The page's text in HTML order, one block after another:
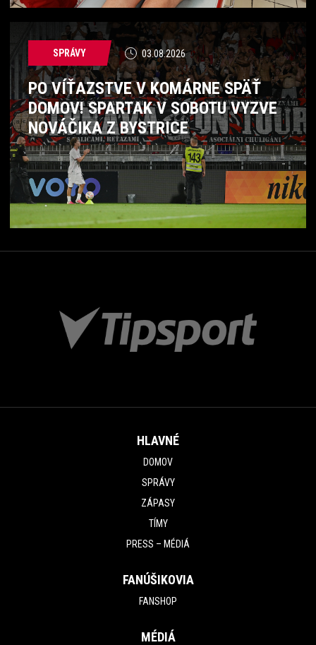
SPRÁVY 03.08.2026
PO VÍŤAZSTVE V KOMÁRNE SPÄŤ
DOMOV! SPARTAK V SOBOTU VYZVE
NOVÁČIKA Z BYSTRICE
HLAVNÉ
DOMOV
SPRÁVY
ZÁPASY
TÍMY
PRESS – MÉDIÁ
FANÚŠIKOVIA
FANSHOP
MÉDIÁ